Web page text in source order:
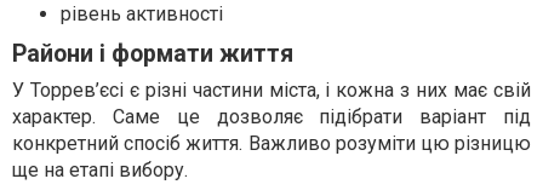
рівень активності
Райони і формати життя
У Торрев’єсі є різні частини міста, і кожна з них має свій
характер. Саме це дозволяє підібрати варіант під
конкретний спосіб життя. Важливо розуміти цю різницю
ще на етапі вибору.